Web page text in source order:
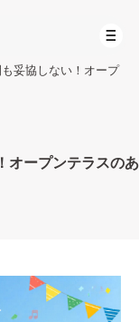
も妥協しない！オープ
オープンテラスのあ